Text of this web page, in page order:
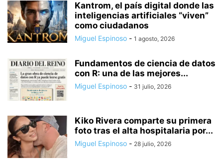
Kantrom, el país digital donde las
inteligencias artificiales “viven”
como ciudadanos
Miguel Espinoso - 1 agosto, 2026
Fundamentos de ciencia de datos
con R: una de las mejores...
Miguel Espinoso - 31 julio, 2026
Kiko Rivera comparte su primera
foto tras el alta hospitalaria por...
Miguel Espinoso - 28 julio, 2026